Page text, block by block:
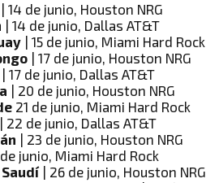
| 14 de junio, Houston NRG
| 14 de junio, Dallas AT&T
| 15 de junio, Miami Hard Rock
| 17 de junio, Houston NRG
| 17 de junio, Dallas AT&T
| 20 de junio, Houston NRG
21 de junio, Miami Hard Rock
| 22 de junio, Dallas AT&T
| 23 de junio, Houston NRG
junio, Miami Hard Rock
| 26 de junio, Houston NRG